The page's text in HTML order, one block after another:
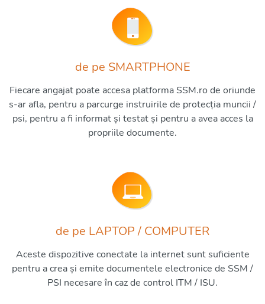
de pe SMARTPHONE
Fiecare angajat poate accesa platforma SSM.ro de oriunde
s-ar afla, pentru a parcurge instruirile de protecția muncii /
psi, pentru a fi informat și testat și pentru a avea acces la
propriile documente.
de pe LAPTOP / COMPUTER
Aceste dispozitive conectate la internet sunt suficiente
pentru a crea și emite documentele electronice de SSM /
PSI necesare în caz de control ITM / ISU.